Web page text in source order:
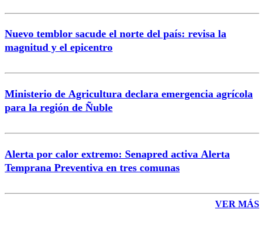
Nuevo temblor sacude el norte del país: revisa la
magnitud y el epicentro
Ministerio de Agricultura declara emergencia agrícola
para la región de Ñuble
Alerta por calor extremo: Senapred activa Alerta
Temprana Preventiva en tres comunas
VER MÁS